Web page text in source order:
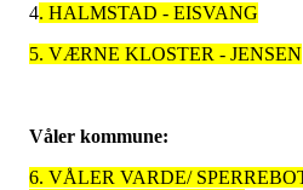
4. HALMSTAD - EISVANG
5. VÆRNE KLOSTER - JENSEN
Våler kommune:
6. VÅLER VARDE/